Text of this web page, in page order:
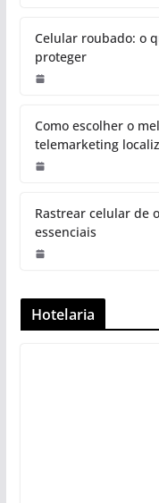
Celular roubado: o
proteger
Como escolher o
telemarketing
Rastrear celular de
essenciais
Hotelaria